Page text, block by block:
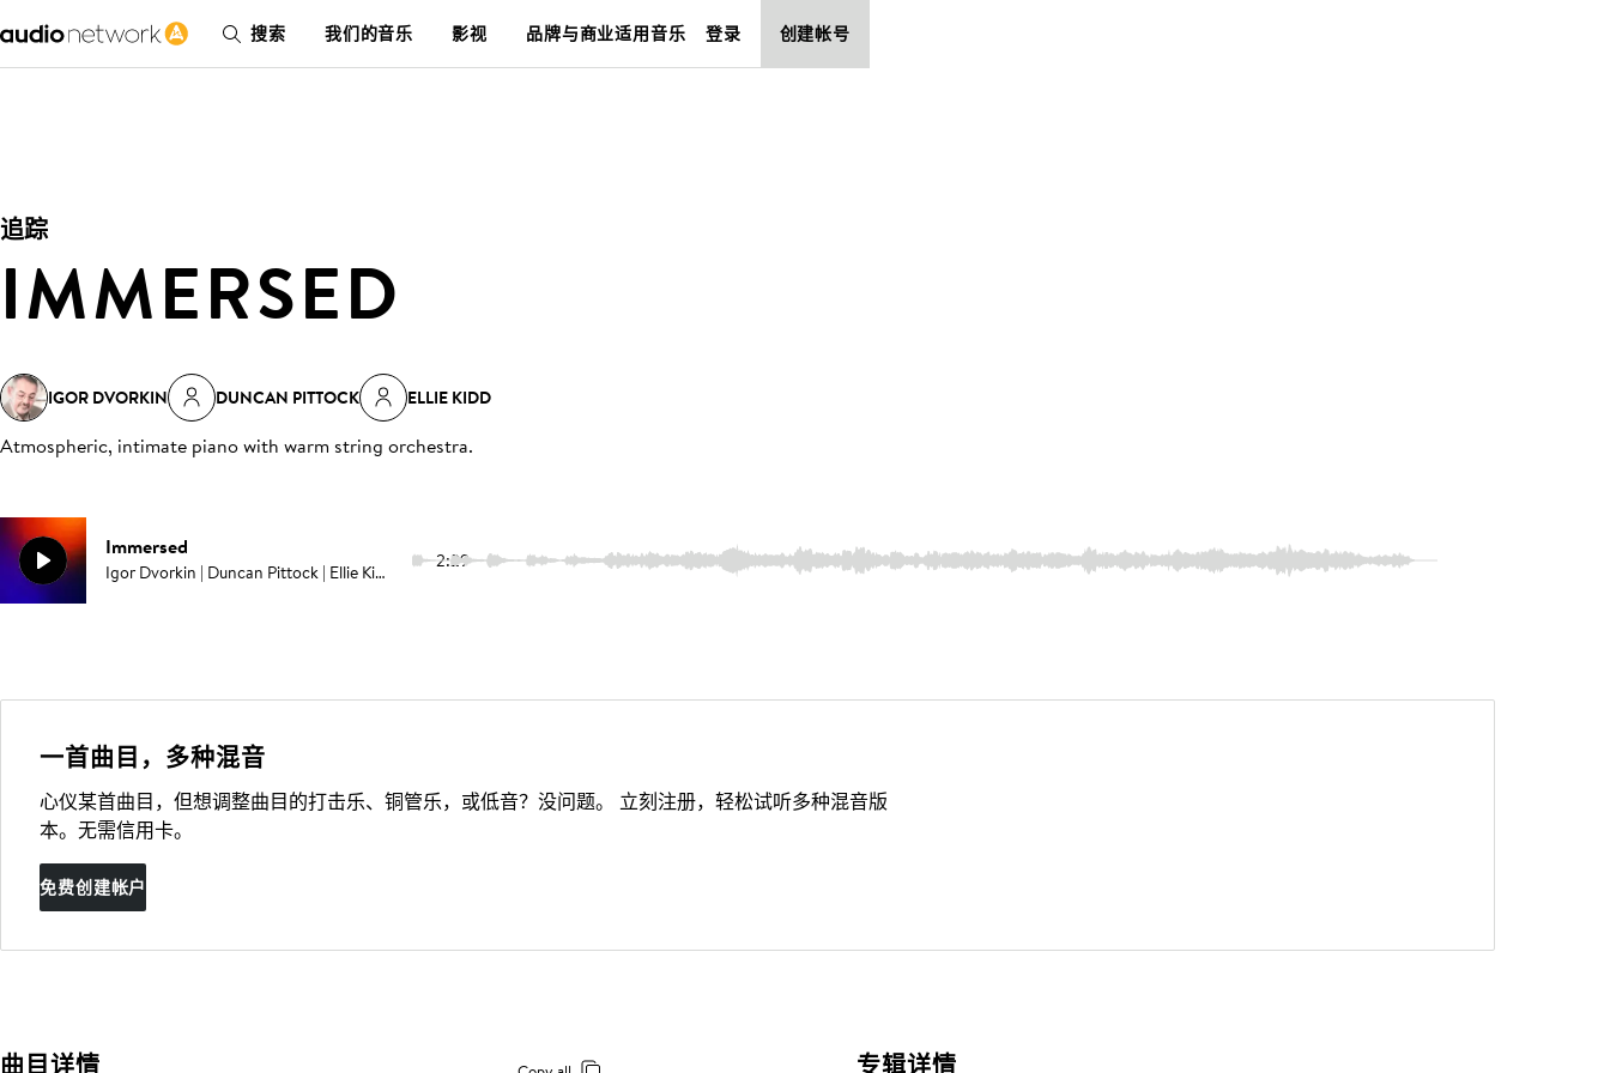
搜索 我们的音乐 影视 品牌与商业适用音乐 登录 创建帐号
追踪
IMMERSED
IGOR DVORKIN DUNCAN PITTOCK ELLIE KIDD
Atmospheric, intimate piano with warm string orchestra.
Immersed
Igor Dvorkin | Duncan Pittock | Ellie Kidd 2:29
一首曲目，多种混音
心仪某首曲目，但想调整曲目的打击乐、铜管乐，或低音？没问题。 立刻注册，轻松试听多种混音版
本。无需信用卡。
免费创建帐户
曲目详情 专辑详情